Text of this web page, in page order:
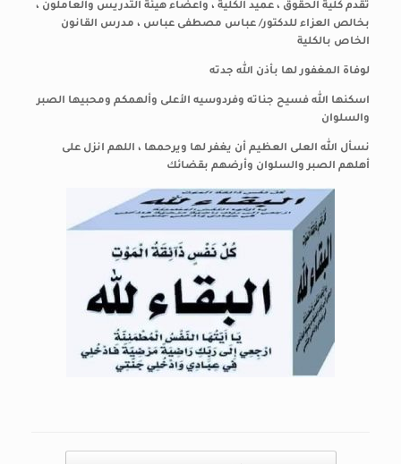
تقدم كلية الحقوق ، عميد الكلية ، وأعضاء هيئة التدريس والعاملون ،
بخالص العزاء للدكتور/ عباس مصطفى عباس ، مدرس القانون
الخاص بالكلية
لوفاة المغفور لها بأذن الله جدته
اسكنها الله فسيح جناته وفردوسيه الأعلى وألهمكم ومحبيها الصبر
والسلوان
نسأل الله العلى العظيم أن يغفر لها ويرحمها ، اللهم انزل على
أهلهم الصبر والسلوان وأرضهم بقضائك